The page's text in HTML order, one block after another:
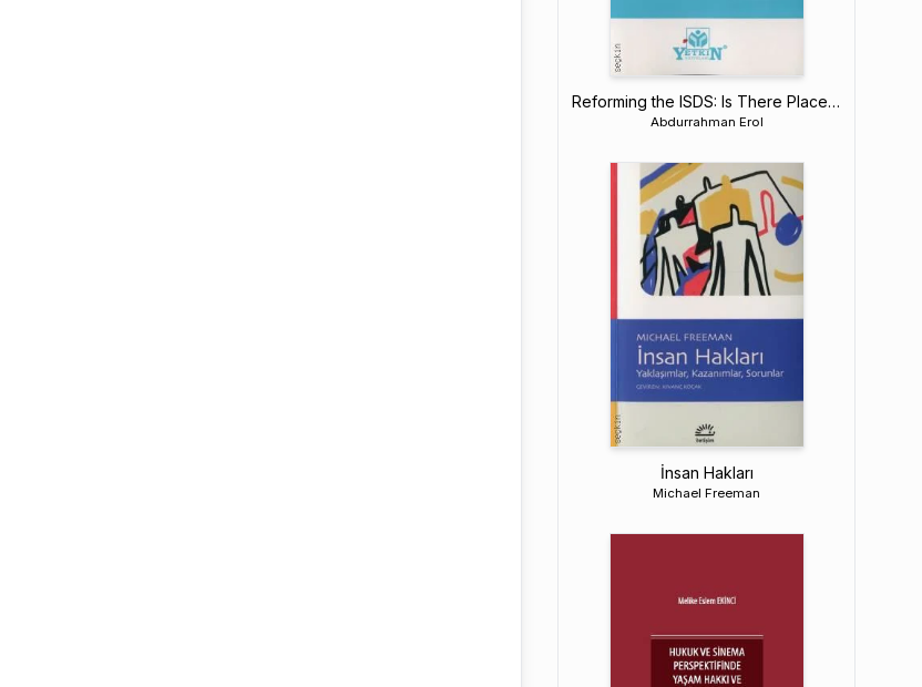
Reforming the ISDS: Is There Place for Human Rights in The ISDS Regime?
Abdurrahman Erol
İnsan Hakları
Michael Freeman